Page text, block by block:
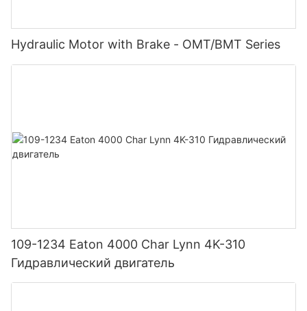
Hydraulic Motor with Brake - OMT/BMT Series
109-1234 Eaton 4000 Char Lynn 4K-310
Гидравлический двигатель